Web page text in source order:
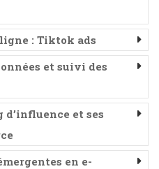
: Tiktok ads
et suivi des
d’influence et ses
en e-